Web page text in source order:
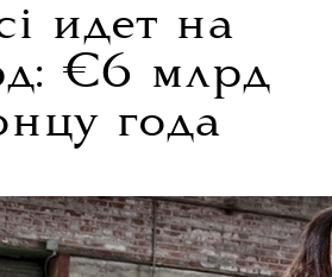
идет на
€6 млрд
года